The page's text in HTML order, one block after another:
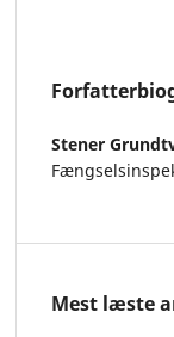
Stener
Mest læste